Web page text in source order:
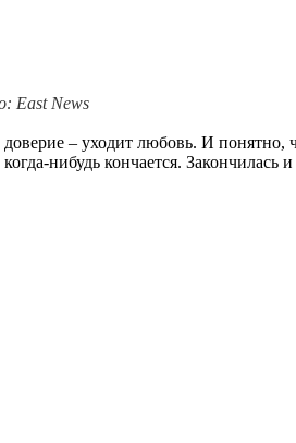
East News
– уходит любовь. И
нибудь кончается. Закончилась